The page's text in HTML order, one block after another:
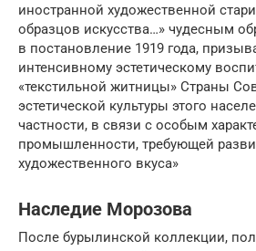
иностранной художественной
образцов искусства…» чудесным
в постановление 1919 года,
интенсивному эстетическому
«текстильной житницы» Страны
эстетической культуры этого
частности, в связи с особым
промышленности, требующей
художественного вкуса»
Наследие Морозова
После бурылинской коллекции,